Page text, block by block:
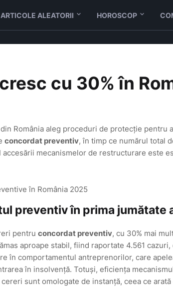
ARTICOLE ALEATORII HOROSCOP
cu 30% în
România aleg proceduri de protecție pentru
concordat preventiv, în timp ce numărul total
mecanismelor de restructurare este
preventiv în prima jumătate
pentru concordat preventiv, cu 30% mai
aproape stabil, fiind raportate 4.561 cazuri,
în comportamentul antreprenorilor, care
în insolvență. Totuși, eficiența
sunt omologate de instanță, ceea ce arată